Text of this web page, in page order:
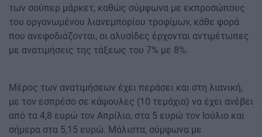
των σούπερ μάρκετ, καθώς σύμφωνα με εκπροσώπους
του οργανωμένου λιανεμπορίου τροφίμων, κάθε φορά
που ανεφοδιάζονται, οι αλυσίδες έρχονται αντιμέτωπες
με ανατιμήσεις της τάξεως του 7% με 8%.
Μέρος των ανατιμήσεων έχει περάσει και στη λιανική,
με τον εσπρέσο σε κάψουλες (10 τεμάχια) να έχει ανέβει
από τα 4,8 ευρώ τον Απρίλιο, στα 5 ευρώ τον Ιούλιο και
σήμερα στα 5,15 ευρώ. Μάλιστα, σύμφωνα με